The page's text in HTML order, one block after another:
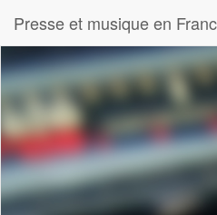
Presse et musique en